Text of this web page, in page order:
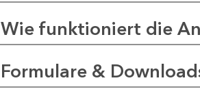
Wie funktioniert die
Formulare &